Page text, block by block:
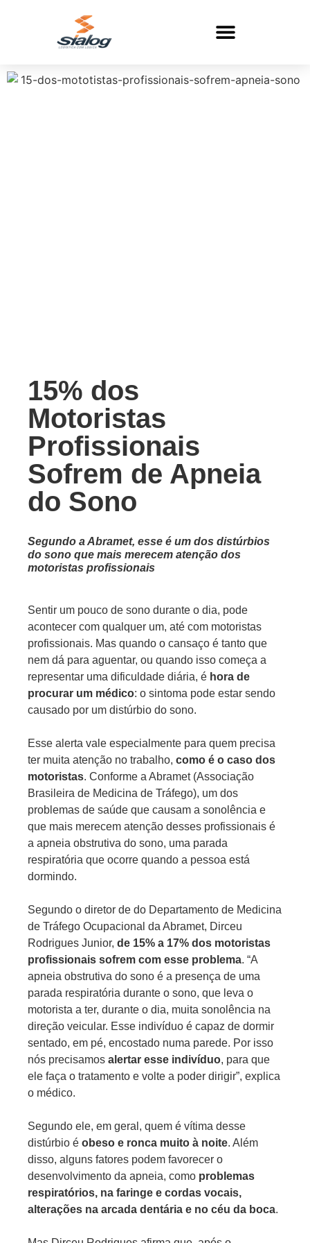
15% dos
Motoristas
Profissionais
Sofrem de Apneia
do Sono
Segundo a Abramet, esse é um dos distúrbios
do sono que mais merecem atenção dos
motoristas profissionais
Sentir um pouco de sono durante o dia, pode
acontecer com qualquer um, até com motoristas
profissionais. Mas quando o cansaço é tanto que
nem dá para aguentar, ou quando isso começa a
representar uma dificuldade diária, é hora de
procurar um médico: o sintoma pode estar sendo
causado por um distúrbio do sono.
Esse alerta vale especialmente para quem precisa
ter muita atenção no trabalho, como é o caso dos
motoristas. Conforme a Abramet (Associação
Brasileira de Medicina de Tráfego), um dos
problemas de saúde que causam a sonolência e
que mais merecem atenção desses profissionais é
a apneia obstrutiva do sono, uma parada
respiratória que ocorre quando a pessoa está
dormindo.
Segundo o diretor de do Departamento de Medicina
de Tráfego Ocupacional da Abramet, Dirceu
Rodrigues Junior, de 15% a 17% dos motoristas
profissionais sofrem com esse problema. “A
apneia obstrutiva do sono é a presença de uma
parada respiratória durante o sono, que leva o
motorista a ter, durante o dia, muita sonolência na
direção veicular. Esse indivíduo é capaz de dormir
sentado, em pé, encostado numa parede. Por isso
nós precisamos alertar esse indivíduo, para que
ele faça o tratamento e volte a poder dirigir”, explica
o médico.
Segundo ele, em geral, quem é vítima desse
distúrbio é obeso e ronca muito à noite. Além
disso, alguns fatores podem favorecer o
desenvolvimento da apneia, como problemas
respiratórios, na faringe e cordas vocais,
alterações na arcada dentária e no céu da boca.